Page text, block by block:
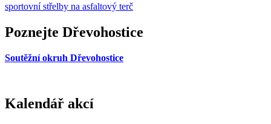
sportovní střelby na asfaltový terč
Poznejte Dřevohostice
Soutěžní okruh Dřevohostice
Kalendář akcí